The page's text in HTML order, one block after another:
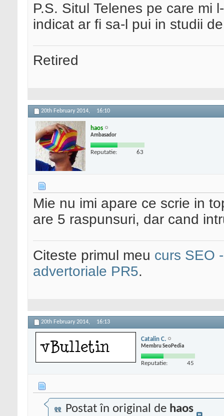
P.S. Situl Telenes pe care mi
indicat ar fi sa-l pui in studii
Retired
20th February 2014, 16:10
haos
Ambasador
Reputatie: 63
Mie nu imi apare ce scrie in
are 5 raspunsuri, dar cand
Citeste primul meu curs SEO
advertoriale PR5.
20th February 2014, 16:13
Catalin C.
Membru SeoPedia
Reputatie: 45
Postat în original de haos